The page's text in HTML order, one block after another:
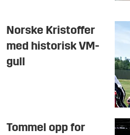
Norske Kristoffer
med historisk VM-
gull
Tommel opp for